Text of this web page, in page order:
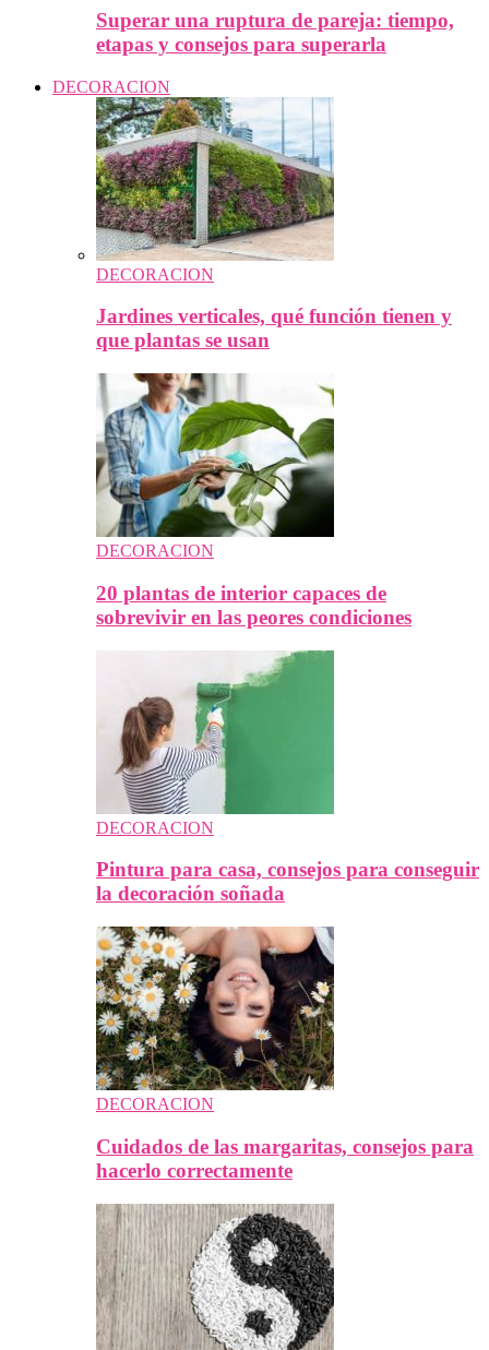
Superar una ruptura de pareja: tiempo,
etapas y consejos para superarla
DECORACION
DECORACION
Jardines verticales, qué función tienen y
que plantas se usan
DECORACION
20 plantas de interior capaces de
sobrevivir en las peores condiciones
DECORACION
Pintura para casa, consejos para conseguir
la decoración soñada
DECORACION
Cuidados de las margaritas, consejos para
hacerlo correctamente